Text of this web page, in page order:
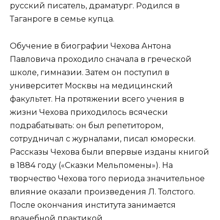
русский писатель, драматург. Родился в
Таганроге в семье купца.
Обучение в биографии Чехова Антона
Павловича проходило сначала в греческой
школе, гимназии. Затем он поступил в
университет Москвы на медицинский
факультет. На протяжении всего учения в
жизни Чехова приходилось всячески
подрабатывать: он был репетитором,
сотрудничал с журналами, писал юморески.
Рассказы Чехова были впервые изданы книгой
в 1884 году («Сказки Мельпомены»). На
творчество Чехова того периода значительное
влияние оказали произведения Л. Толстого.
После окончания института занимается
врачебной практикой.